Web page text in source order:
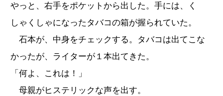
やっと、右手をポケットから出した。手には、く
しゃくしゃになったタバコの箱が握られていた。
石本が、中身をチェックする。タバコは出てこな
かったが、ライターが１本出てきた。
「何よ、これは！」
母親がヒステリックな声を出す。